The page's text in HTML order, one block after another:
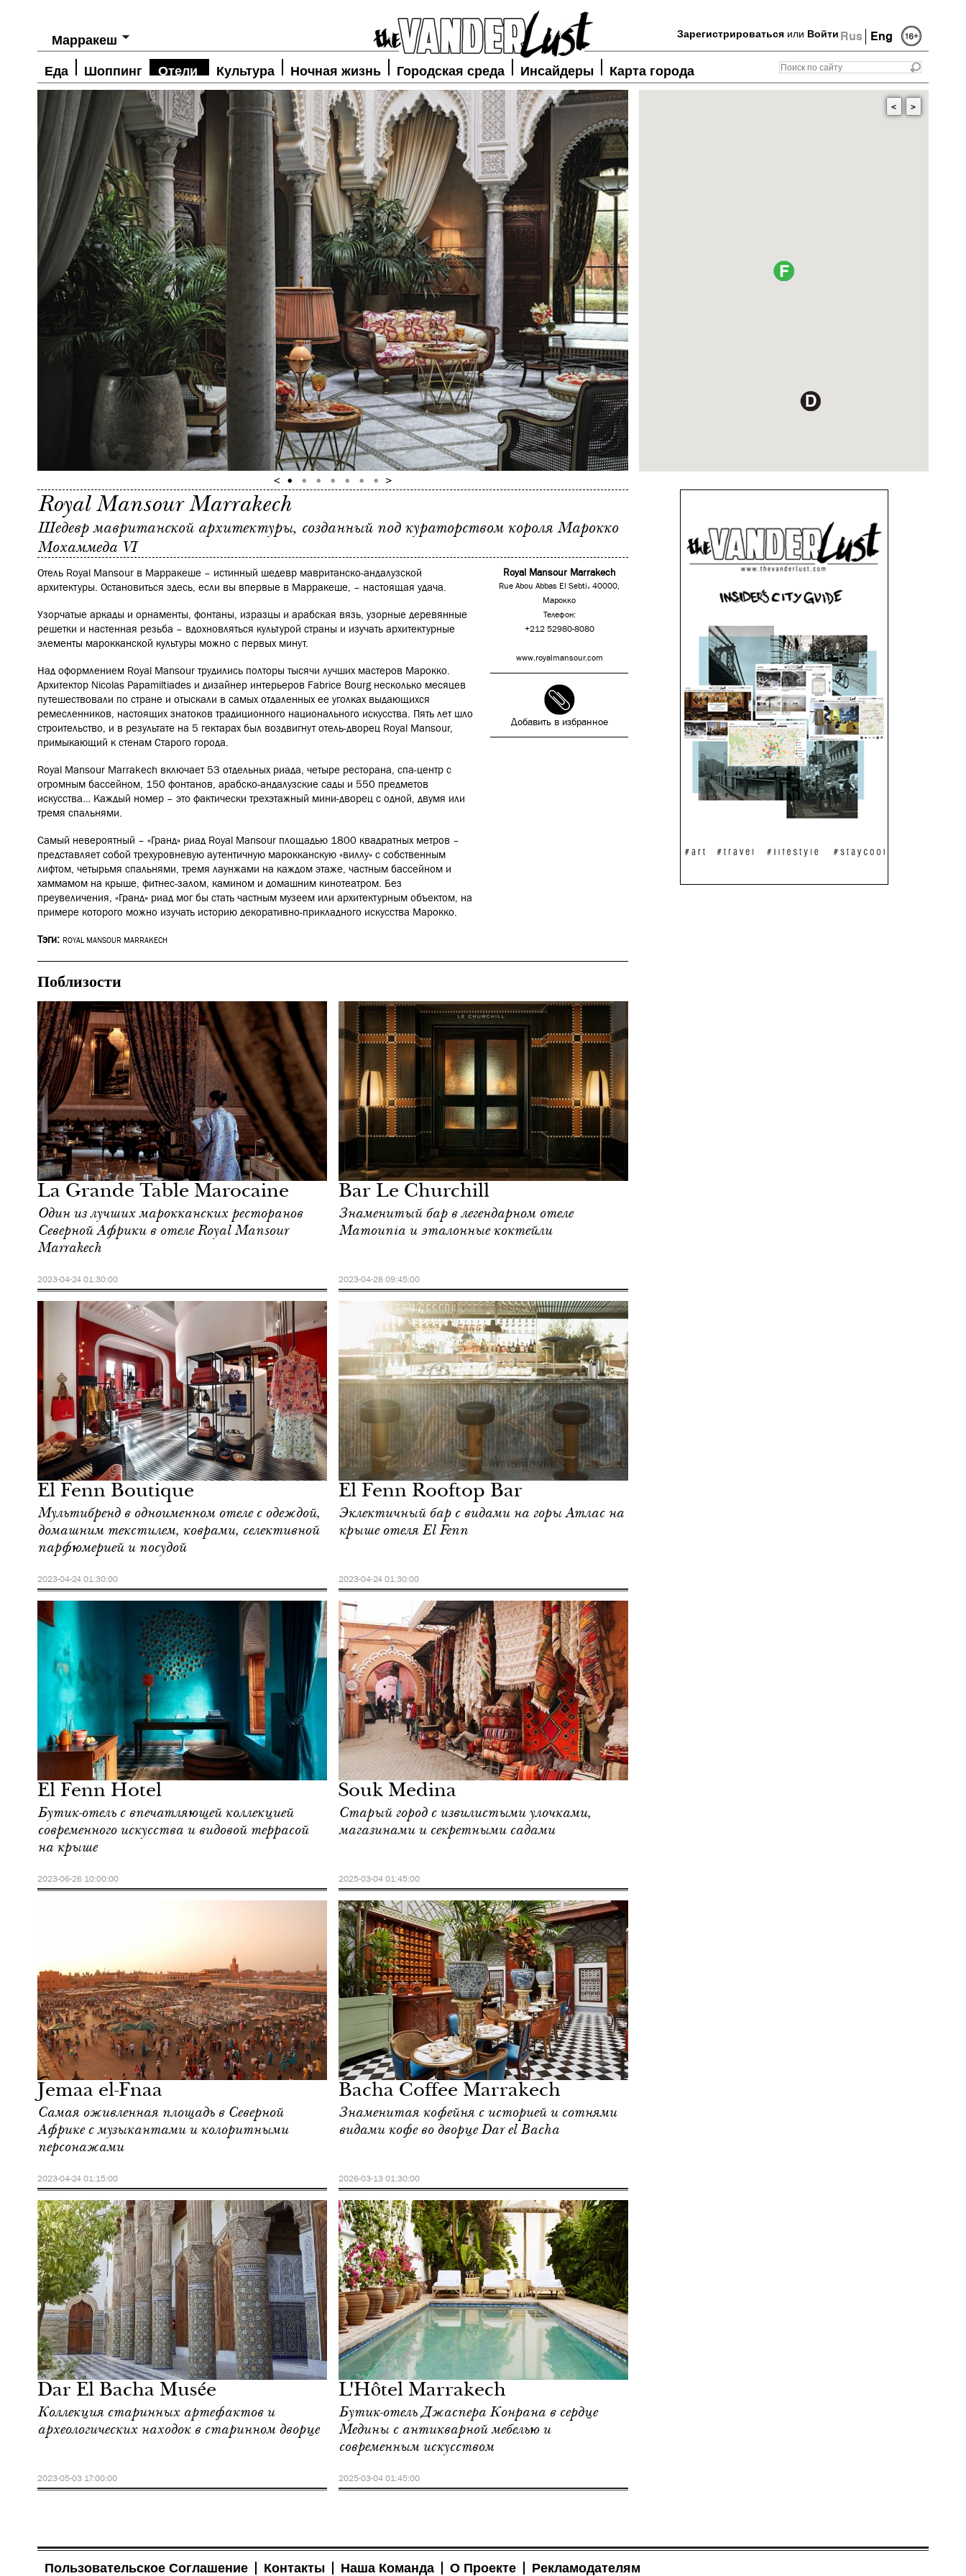
Rus Eng
Зарегистрироваться или Войти
Марракеш
Еда Шоппинг Отели Культура Ночная жизнь Городская среда Инсайдеры Карта города
< >
Royal Mansour Marrakech
Шедевр мавританской архитектуры, созданный под кураторством короля Марокко
Мохаммеда VI
Royal Mansour Marrakech
Rue Abou Abbas El Sebti، 40000,
Марокко
Телефон:
+212 52980-8080
www.royalmansour.com
Добавить в избранное
Отель Royal Mansour в Марракеше – истинный шедевр мавританско-андалузской
архитектуры. Остановиться здесь, если вы впервые в Марракеше, – настоящая удача.
Узорчатые аркады и орнаменты, фонтаны, изразцы и арабская вязь, узорные деревянные
решетки и настенная резьба – вдохновляться культурой страны и изучать архитектурные
элементы марокканской культуры можно с первых минут.
Над оформлением Royal Mansour трудились полторы тысячи лучших мастеров Марокко.
Архитектор Nicolas Papamiltiades и дизайнер интерьеров Fabrice Bourg несколько месяцев
путешествовали по стране и отыскали в самых отдаленных ее уголках выдающихся
ремесленников, настоящих знатоков традиционного национального искусства. Пять лет шло
строительство, и в результате на 5 гектарах был воздвигнут отель-дворец Royal Mansour,
примыкающий к стенам Старого города.
Royal Mansour Marrakech включает 53 отдельных риада, четыре ресторана, спа-центр с
огромным бассейном, 150 фонтанов, арабско-андалузские сады и 550 предметов
искусства… Каждый номер – это фактически трехэтажный мини-дворец с одной, двумя или
тремя спальнями.
Самый невероятный – «Гранд» риад Royal Mansour площадью 1800 квадратных метров –
представляет собой трехуровневую аутентичную марокканскую «виллу» с собственным
лифтом, четырьмя спальнями, тремя лаунжами на каждом этаже, частным бассейном и
хаммамом на крыше, фитнес-залом, камином и домашним кинотеатром. Без
преувеличения, «Гранд» риад мог бы стать частным музеем или архитектурным объектом, на
примере которого можно изучать историю декоративно-прикладного искусства Марокко.
Тэги: ROYAL MANSOUR MARRAKECH
Поблизости
La Grande Table Marocaine
Один из лучших марокканских ресторанов
Северной Африки в отеле Royal Mansour
Marrakech
2023-04-24 01:30:00
Ночная жизнь
Марракеш
Bar Le Churchill
Знаменитый бар в легендарном отеле
Mamounia и эталонные коктейли
2023-04-28 09:45:00
El Fenn Boutique
Мультибренд в одноименном отеле с одеждой,
домашним текстилем, коврами, селективной
парфюмерией и посудой
2023-04-24 01:30:00
Ночная жизнь
Марракеш
El Fenn Rooftop Bar
Эклектичный бар с видами на горы Атлас на
крыше отеля El Fenn
2023-04-24 01:30:00
El Fenn Hotel
Бутик-отель с впечатляющей коллекцией
современного искусства и видовой террасой
на крыше
2023-06-26 10:00:00
Городская среда
Марракеш
Souk Medina
Старый город с извилистыми улочками,
магазинами и секретными садами
2025-03-04 01:45:00
Jemaa el-Fnaa
Самая оживленная площадь в Северной
Африке с музыкантами и колоритными
персонажами
2023-04-24 01:15:00
Еда
Марракеш
Bacha Coffee Marrakech
Знаменитая кофейня с историей и сотнями
видами кофе во дворце Dar el Bacha
2026-03-13 01:30:00
Dar El Bacha Musée
Коллекция старинных артефактов и
археологических находок в старинном дворце
2023-05-03 17:00:00
Отели
Марракеш
L'Hôtel Marrakech
Бутик-отель Джаспера Конрана в сердце
Медины с антикварной мебелью и
современным искусством
2025-03-04 01:45:00
Пользовательское Соглашение Контакты Наша Команда О Проекте Рекламодателям